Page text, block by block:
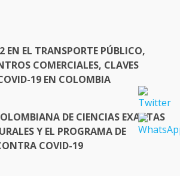
EN EL TRANSPORTE PÚBLICO,
COMERCIALES, CLAVES
19 EN COLOMBIA
DE CIENCIAS EXACTAS
Y EL PROGRAMA DE
COVID-19